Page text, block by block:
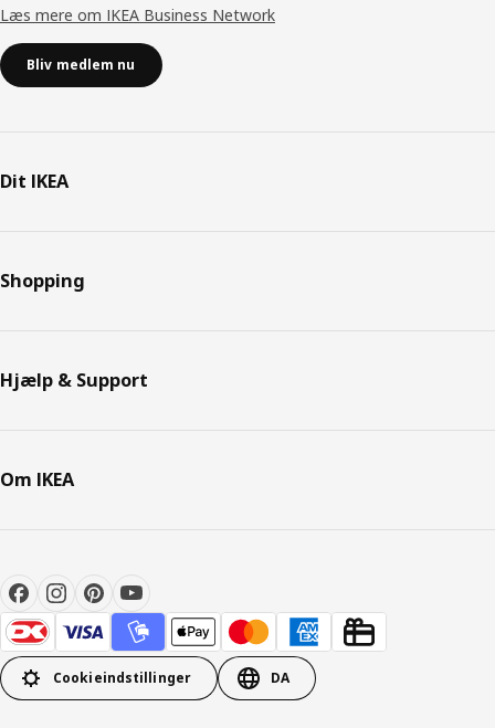
Læs mere om IKEA Business Network
Bliv medlem nu
Dit IKEA
Shopping
Hjælp & Support
Om IKEA
Cookieindstillinger DA